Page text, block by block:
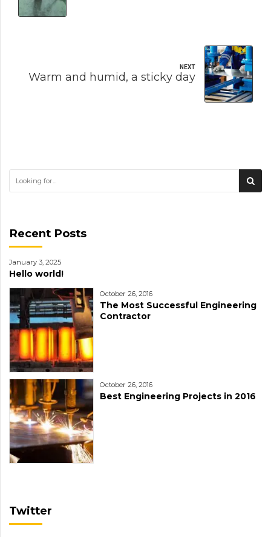
NEXT
Warm and humid, a sticky day
Recent Posts
January 3, 2025
Hello world!
October 26, 2016
The Most Successful Engineering
Contractor
October 26, 2016
Best Engineering Projects in 2016
Twitter